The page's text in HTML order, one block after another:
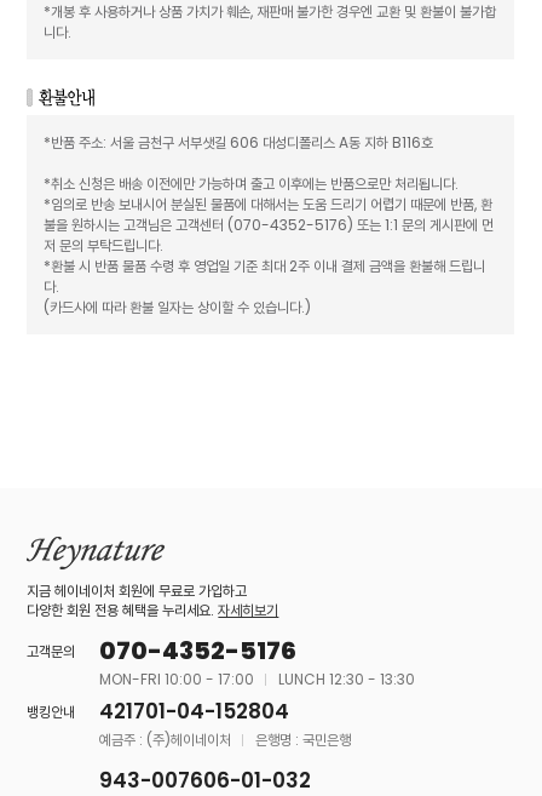
*개봉 후 사용하거나 상품 가치가 훼손, 재판매 불가한 경우엔 교환 및 환불이 불가합
니다.
*반품 주소: 서울 금천구 서부샛길 606 대성디폴리스 A동 지하 B116호
*취소 신청은 배송 이전에만 가능하며 출고 이후에는 반품으로만 처리됩니다.
*임의로 반송 보내시어 분실된 물품에 대해서는 도움 드리기 어렵기 때문에 반품, 환
불을 원하시는 고객님은 고객센터 (070-4352-5176) 또는 1:1 문의 게시판에 먼
저 문의 부탁드립니다.
*환불 시 반품 물품 수령 후 영업일 기준 최대 2주 이내 결제 금액을 환불해 드립니
다.
(카드사에 따라 환불 일자는 상이할 수 있습니다.)
지금 헤이네이처 회원에 무료로 가입하고
다양한 회원 전용 혜택을 누리세요.자세히보기
고객문의
070-4352-5176
MON-FRI 10:00 - 17:00
LUNCH 12:30 - 13:30
뱅킹안내
421701-04-152804
예금주 : (주)헤이네이처 은행명 : 국민은행
943-007606-01-032